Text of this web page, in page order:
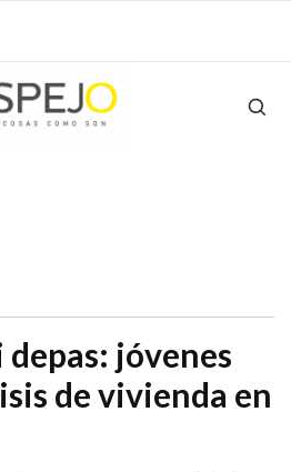
jóvenes
de vivienda en